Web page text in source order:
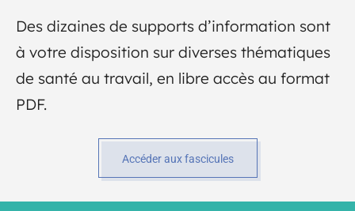
Des dizaines de supports d’information sont
à votre disposition sur diverses thématiques
de santé au travail, en libre accès au format
PDF.
Accéder aux fascicules